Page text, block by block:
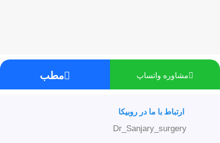
مشاوره واتساپ مطب
ارتباط با ما در روبیکا
Dr_Sanjary_surgery